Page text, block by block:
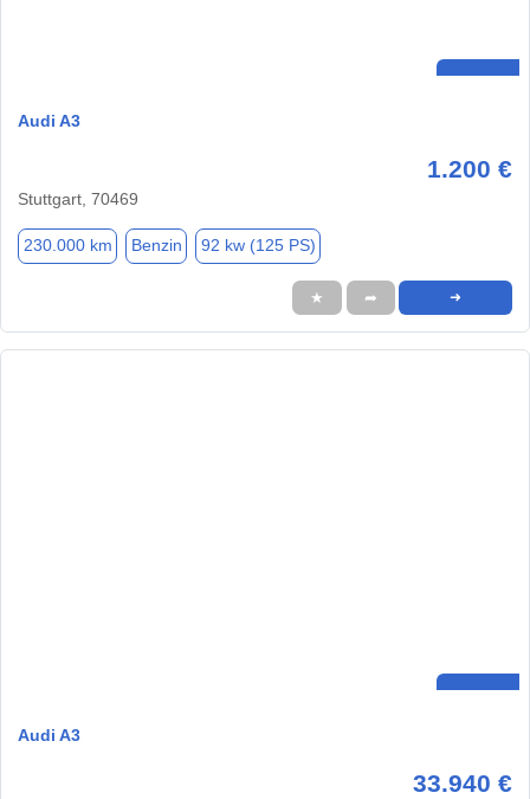
Audi A3
1.200 €
Stuttgart, 70469
230.000 km Benzin 92 kw (125 PS)
★ ➦ ➜
Audi A3
33.940 €